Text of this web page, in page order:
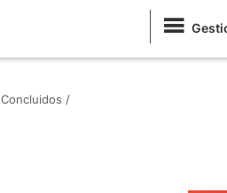
Concluidos /